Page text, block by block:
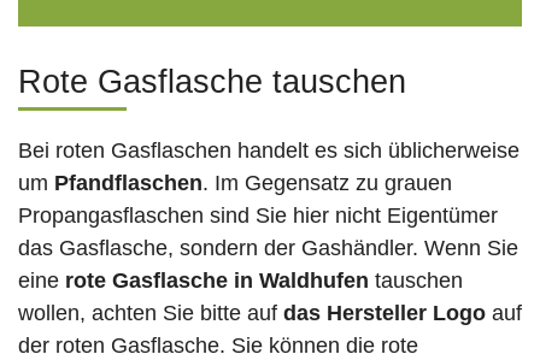
Rote Gasflasche tauschen
Bei roten Gasflaschen handelt es sich üblicherweise
um Pfandflaschen. Im Gegensatz zu grauen
Propangasflaschen sind Sie hier nicht Eigentümer
das Gasflasche, sondern der Gashändler. Wenn Sie
eine rote Gasflasche in Waldhufen tauschen
wollen, achten Sie bitte auf das Hersteller Logo auf
der roten Gasflasche. Sie können die rote